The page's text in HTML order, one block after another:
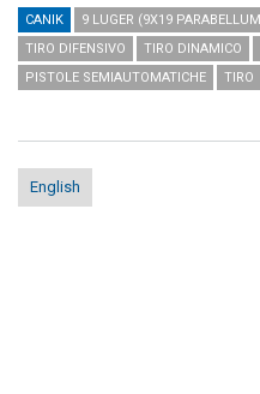
CANIK 9 LUGER (9X19
TIRO DIFENSIVO
TIRO DINAMICO
PISTOLE SEMIAUTOMATICHE
TIRO
English